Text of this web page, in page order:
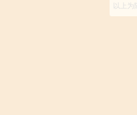
恩，
落
以上为